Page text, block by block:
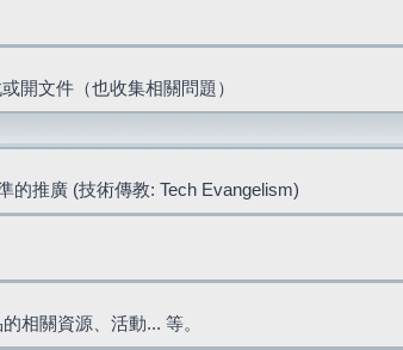
開文件（也收集相關問題）
的推廣 (技術傳教: Tech Evangelism)
相關資源、活動... 等。